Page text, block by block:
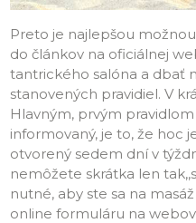
Preto je najlepšou
do článkov na oficiálnej
tantrického salóna a dbať
stanovených pravidiel. V
Hlavným, prvým
informovaný, je to, že hoc
otvorený sedem dní v
nemôžete skrátka len
nutné, aby ste sa na
online formuláru na